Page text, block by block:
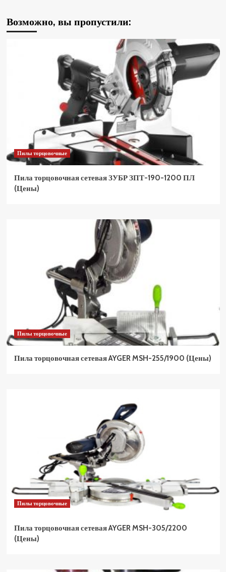
Возможно, вы пропустили:
Пилы торцовочные
Пила торцовочная сетевая ЗУБР ЗПТ-190-1200 ПЛ
(Цены)
Пилы торцовочные
Пила торцовочная сетевая AYGER MSH-255/1900 (Цены)
Пилы торцовочные
Пила торцовочная сетевая AYGER MSH-305/2200
(Цены)